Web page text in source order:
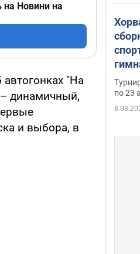
на Новини на
"На
– динамичный,
и выбора, в
на
по 23